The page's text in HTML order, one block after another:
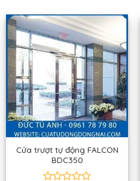
Cửa trượt tự động FALCON
BDC350